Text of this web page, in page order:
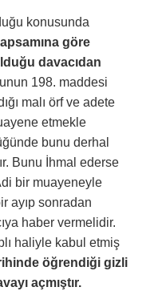
konusunda
göre
davacıdan
198. maddesi
malı örf ve adete
etmekle
bunu derhal
Bunu İhmal ederse
bir muayeneyle
ayıp sonradan
haber vermelidir.
haliyle kabul etmiş
öğrendiği gizli
açmıştır.